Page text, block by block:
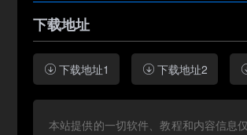
下载地址
下载地址1 下载地址2
本站提供的一切软件、教程和内容信息